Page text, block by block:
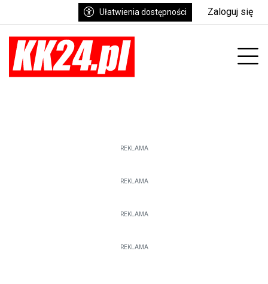
Ułatwienia dostępności Zaloguj się
REKLAMA
REKLAMA
REKLAMA
REKLAMA